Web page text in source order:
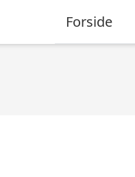
Forside